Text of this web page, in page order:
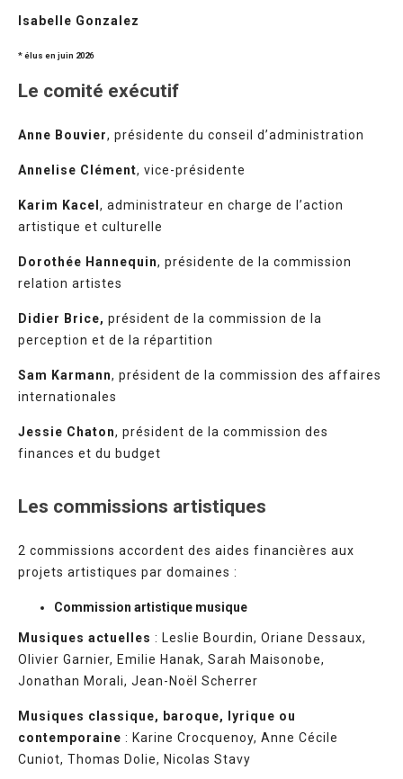
Isabelle Gonzalez
* élus en juin 2026
Le comité exécutif
Anne Bouvier, présidente du conseil d’administration
Annelise Clément, vice-présidente
Karim Kacel , administrateur en charge de l’action
artistique et culturelle
Dorothée Hannequin, présidente de la commission
relation artistes
Didier Brice, président de la commission de la
perception et de la répartition
Sam Karmann, président de la commission des affaires
internationales
Jessie Chaton, président de la commission des
finances et du budget
Les commissions artistiques
2 commissions accordent des aides financières aux
projets artistiques par domaines :
Commission artistique musique
Musiques actuelles : Leslie Bourdin, Oriane Dessaux,
Olivier Garnier, Emilie Hanak, Sarah Maisonobe,
Jonathan Morali, Jean-Noël Scherrer
Musiques classique, baroque, lyrique ou
contemporaine : Karine Crocquenoy, Anne Cécile
Cuniot, Thomas Dolie, Nicolas Stavy